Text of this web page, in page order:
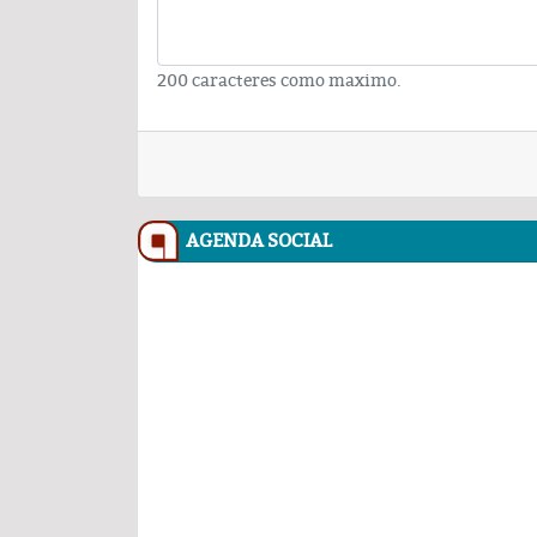
200 caracteres como maximo.
AGENDA SOCIAL